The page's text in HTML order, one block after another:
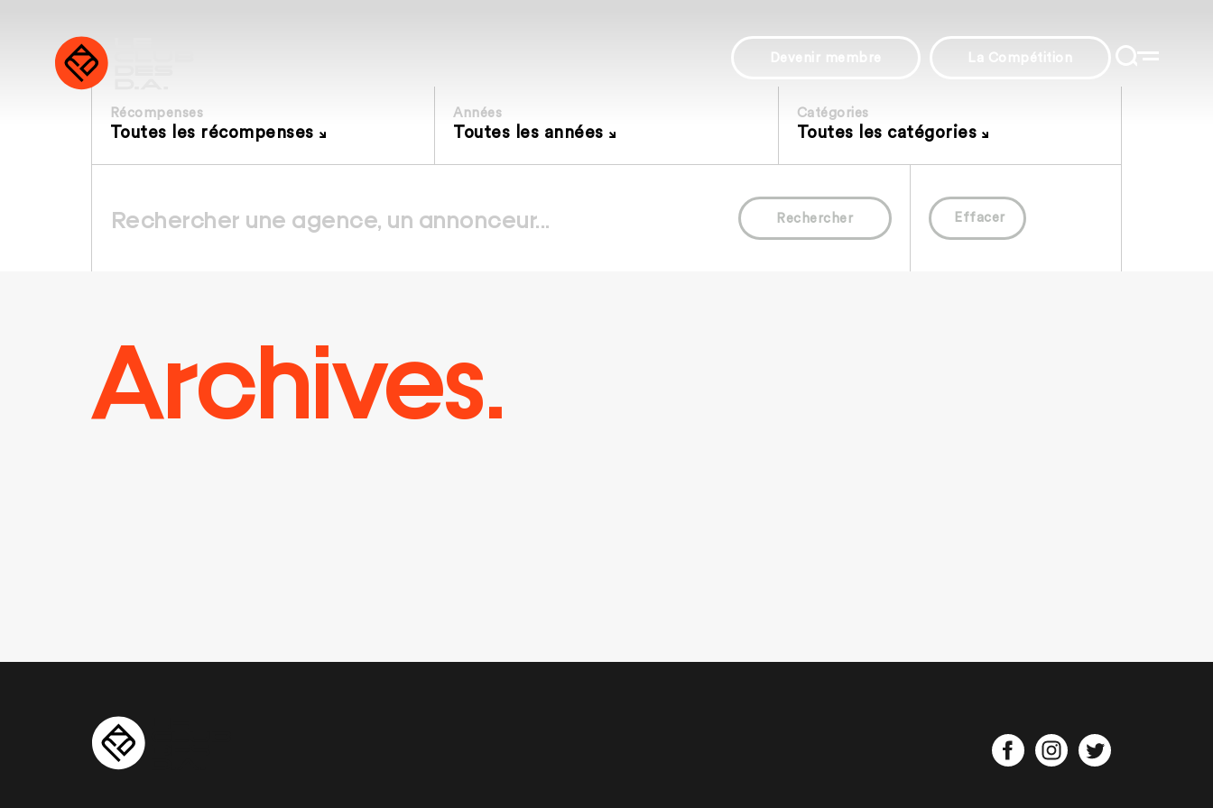
Devenir membre La Compétition
Récompenses
Toutes les récompenses
Années
Toutes les années
Catégories
Toutes les catégories
Rechercher Effacer
Archives.